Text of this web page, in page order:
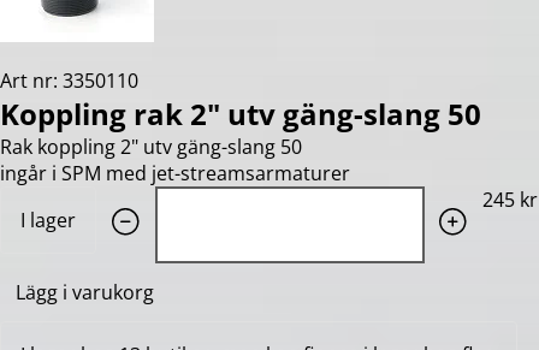
Art nr: 3350110
Koppling rak 2" utv gäng-slang 50
Rak koppling 2" utv gäng-slang 50
ingår i SPM med jet-streamsarmaturer
I lager
245 kr
Lägg i varukorg